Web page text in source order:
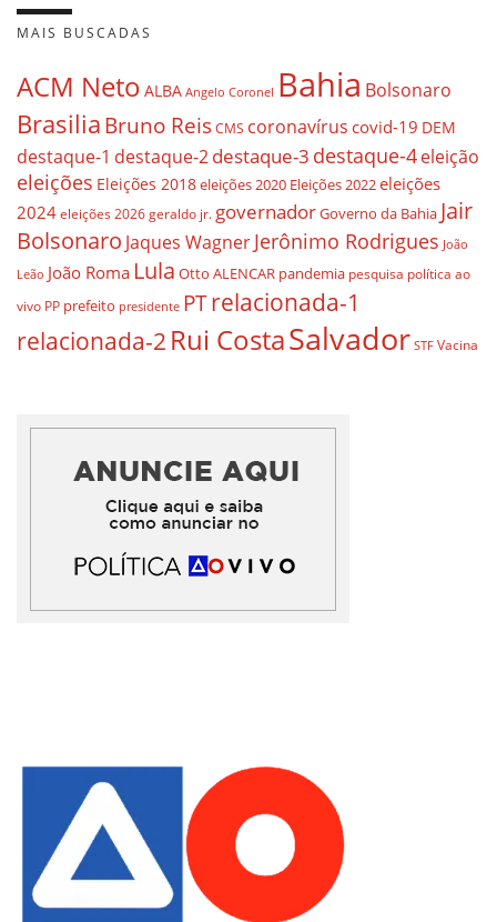
MAIS BUSCADAS
ACM Neto ALBA Angelo Coronel Bahia Bolsonaro
BrasiliaBruno ReisCMS coronavírus covid-19 DEM
destaque-1 destaque-2destaque-3 destaque-4eleição
eleições Eleições 2018eleições 2020 Eleições 2022eleições
2024 eleições 2026 geraldo jr. governadorGoverno da Bahia Jair
Bolsonaro Jaques WagnerJerônimo Rodrigues João
Leão João Roma Lula Otto ALENCAR pandemia pesquisa política ao
vivo PP prefeito presidente PTrelacionada-1
relacionada-2 Rui CostaSalvador STF Vacina